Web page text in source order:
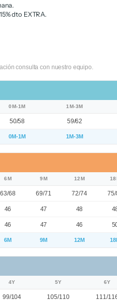
dto EXTRA.
consulta con nuestro equipo.
0M-1M 1M-3M
50/58 59/62
0M-1M 1M-3M
6M 9M 12M
63/68 69/71 72/74
46 47 48
46 47 46
6M 9M 12M
4Y 5Y 6Y
99/104 105/110 111/